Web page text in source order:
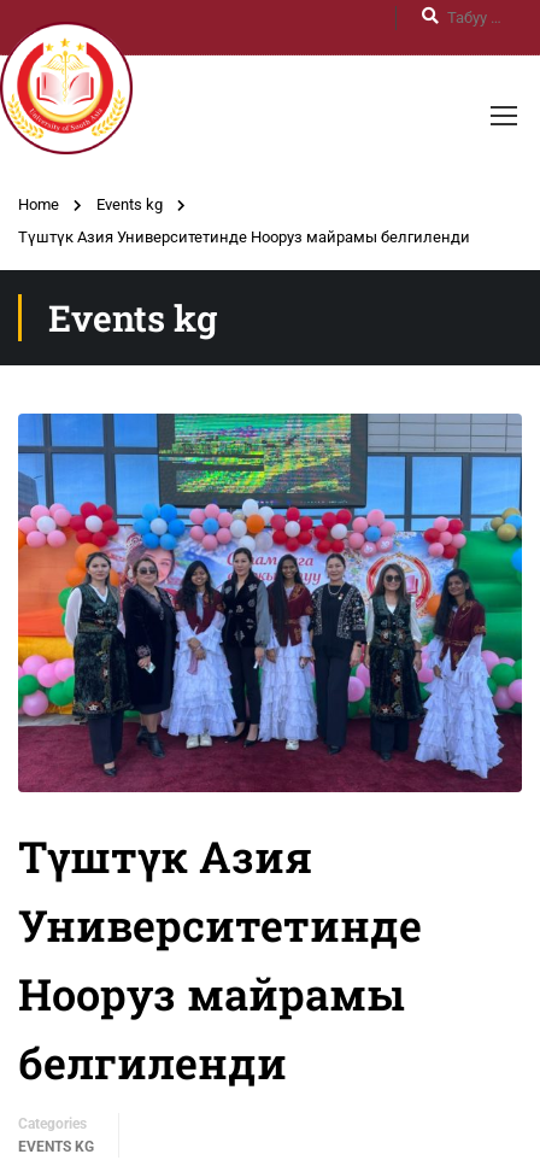
Home
Events kg
Түштүк Азия Университетинде Нооруз майрамы белгиленди
Events kg
Түштүк Азия
Университетинде
Нооруз майрамы
белгиленди
Categories
EVENTS KG